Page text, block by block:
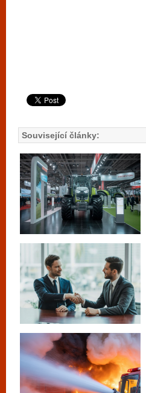
Související články: